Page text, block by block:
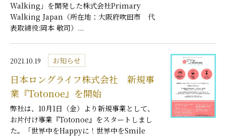
Walking」を開発した株式会社Primary
Walking Japan（所在地：大阪府吹田市 代
表取締役:岡本 敬司）...
2021.10.19 お知らせ
日本ロングライフ株式会社 新規事
業『Totonoe』を開始
弊社は、10月1日（金）より新規事業として、
お片付け事業『Totonoe』をスタートしまし
た。「世界中をHappyに！世界中をSmile